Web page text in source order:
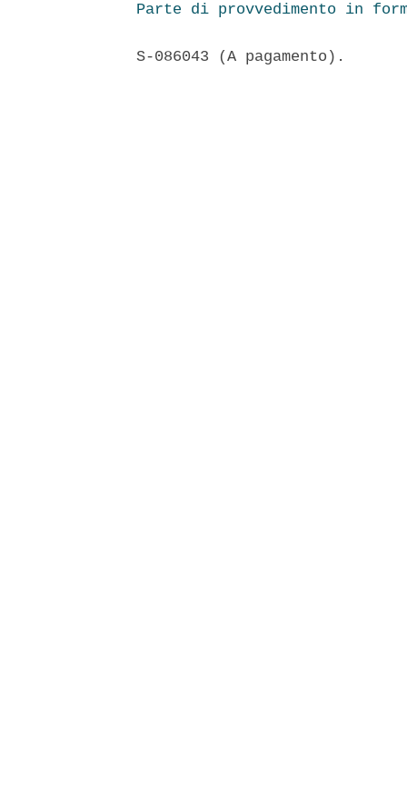
Parte di provvedimento in